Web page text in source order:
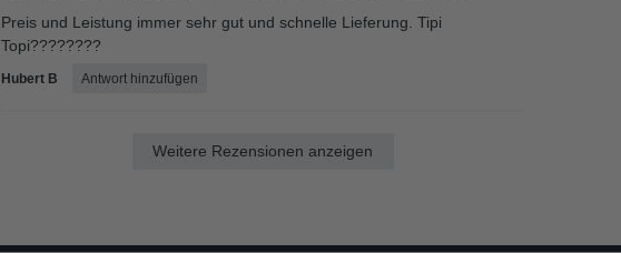
Preis und Leistung immer sehr gut und schnelle Lieferung. Tipi
Topi????????
Hubert B Antwort hinzufügen
Weitere Rezensionen anzeigen